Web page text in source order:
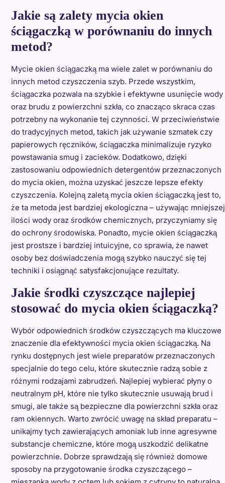
Jakie są zalety mycia okien
ściągaczką w porównaniu do innych
metod?
Mycie okien ściągaczką ma wiele zalet w porównaniu do
innych metod czyszczenia szyb. Przede wszystkim,
ściągaczka pozwala na szybkie i efektywne usunięcie wody
oraz brudu z powierzchni szkła, co znacząco skraca czas
potrzebny na wykonanie tej czynności. W przeciwieństwie
do tradycyjnych metod, takich jak używanie szmatek czy
papierowych ręczników, ściągaczka minimalizuje ryzyko
powstawania smug i zacieków. Dodatkowo, dzięki
zastosowaniu odpowiednich detergentów przeznaczonych
do mycia okien, można uzyskać jeszcze lepsze efekty
czyszczenia. Kolejną zaletą mycia okien ściągaczką jest to,
że ta metoda jest bardziej ekologiczna – używając mniejszej
ilości wody oraz środków chemicznych, przyczyniamy się
do ochrony środowiska. Ponadto, mycie okien ściągaczką
jest prostsze i bardziej intuicyjne, co sprawia, że nawet
osoby bez doświadczenia mogą szybko nauczyć się tej
techniki i osiągnąć satysfakcjonujące rezultaty.
Jakie środki czyszczące najlepiej
stosować do mycia okien ściągaczką?
Wybór odpowiednich środków czyszczących ma kluczowe
znaczenie dla efektywności mycia okien ściągaczką. Na
rynku dostępnych jest wiele preparatów przeznaczonych
specjalnie do tego celu, które skutecznie radzą sobie z
różnymi rodzajami zabrudzeń. Najlepiej wybierać płyny o
neutralnym pH, które nie tylko skutecznie usuwają brud i
smugi, ale także są bezpieczne dla powierzchni szkła oraz
ram okiennych. Warto zwrócić uwagę na skład preparatu –
unikajmy tych zawierających amoniak lub inne agresywne
substancje chemiczne, które mogą uszkodzić delikatne
powierzchnie. Dobrze sprawdzają się również domowe
sposoby na przygotowanie środka czyszczącego –